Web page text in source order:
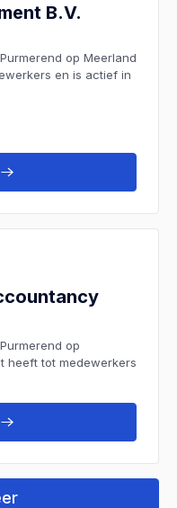
B.V.
op Meerland
en is actief in
op
heeft tot medewerkers